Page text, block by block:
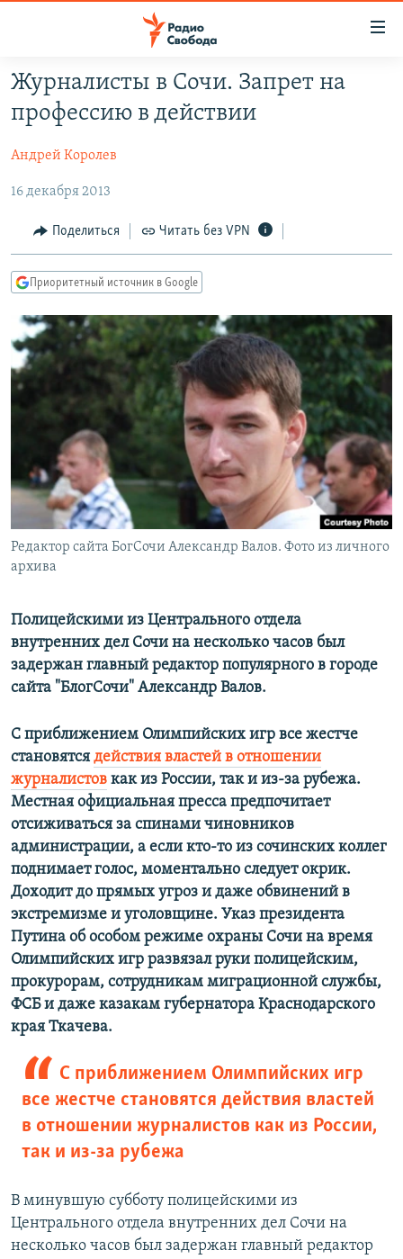
упрощенного
доступа
содержанию
Вернутся
главной
навигации
Вернутся
поиску
ПРОГРАММЫ
ПОДКАСТЫ
АВТОРСКИЕ ПРОЕКТЫ
ЦИТАТЫ СВОБОДЫ
МНЕНИЯ
КУЛЬТУРА
IDEL.РЕАЛИИ
КАВКАЗ.РЕАЛИИ
СЕВЕР.РЕАЛИИ
СИБИРЬ.РЕАЛИИ
РАСПИСАНИЕ ВЕЩАНИЯ
ПОДПИШИТЕСЬ НА РАССЫЛКУ
СОЦИАЛЬНЫЕ СЕТИ
Все сайты РСЕ/РС
Журналисты в Сочи. Запрет на
профессию в действии
Андрей Королев
16 декабря 2013
Поделиться Читать без VPN
Приоритетный источник в Google
Редактор сайта БогСочи Александр Валов. Фото из личного
архива
Полицейскими из Центрального отдела
внутренних дел Сочи на несколько часов был
задержан главный редактор популярного в городе
сайта "БлогСочи" Александр Валов.
С приближением Олимпийских игр все жестче
становятся действия властей в отношении
журналистов как из России, так и из-за рубежа.
Местная официальная пресса предпочитает
отсиживаться за спинами чиновников
администрации, а если кто-то из сочинских коллег
поднимает голос, моментально следует окрик.
Доходит до прямых угроз и даже обвинений в
экстремизме и уголовщине. Указ президента
Путина об особом режиме охраны Сочи на время
Олимпийских игр развязал руки полицейским,
прокурорам, сотрудникам миграционной службы,
ФСБ и даже казакам губернатора Краснодарского
края Ткачева.
С приближением Олимпийских игр
все жестче становятся действия властей
в отношении журналистов как из России,
так и из-за рубежа
В минувшую субботу полицейскими из
Центрального отдела внутренних дел Сочи на
несколько часов был задержан главный редактор